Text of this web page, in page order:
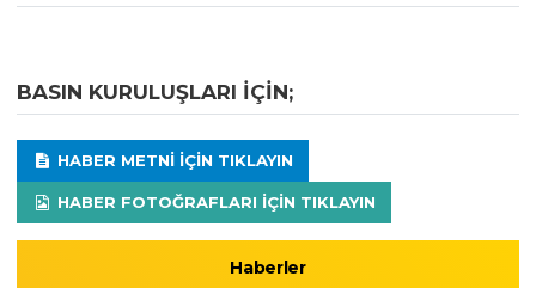
BASIN KURULUŞLARI IÇIN;
HABER METNI IÇIN TIKLAYIN
HABER FOTOĞRAFLARI IÇIN TIKLAYIN
Haberler